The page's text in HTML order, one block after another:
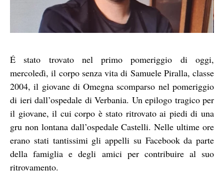
É stato trovato nel primo pomeriggio di oggi,
mercoledì, il corpo senza vita di Samuele Piralla, classe
2004, il giovane di Omegna scomparso nel pomeriggio
di ieri dall’ospedale di Verbania. Un epilogo tragico per
il giovane, il cui corpo è stato ritrovato ai piedi di una
gru non lontana dall’ospedale Castelli. Nelle ultime ore
erano stati tantissimi gli appelli su Facebook da parte
della famiglia e degli amici per contribuire al suo
ritrovamento.